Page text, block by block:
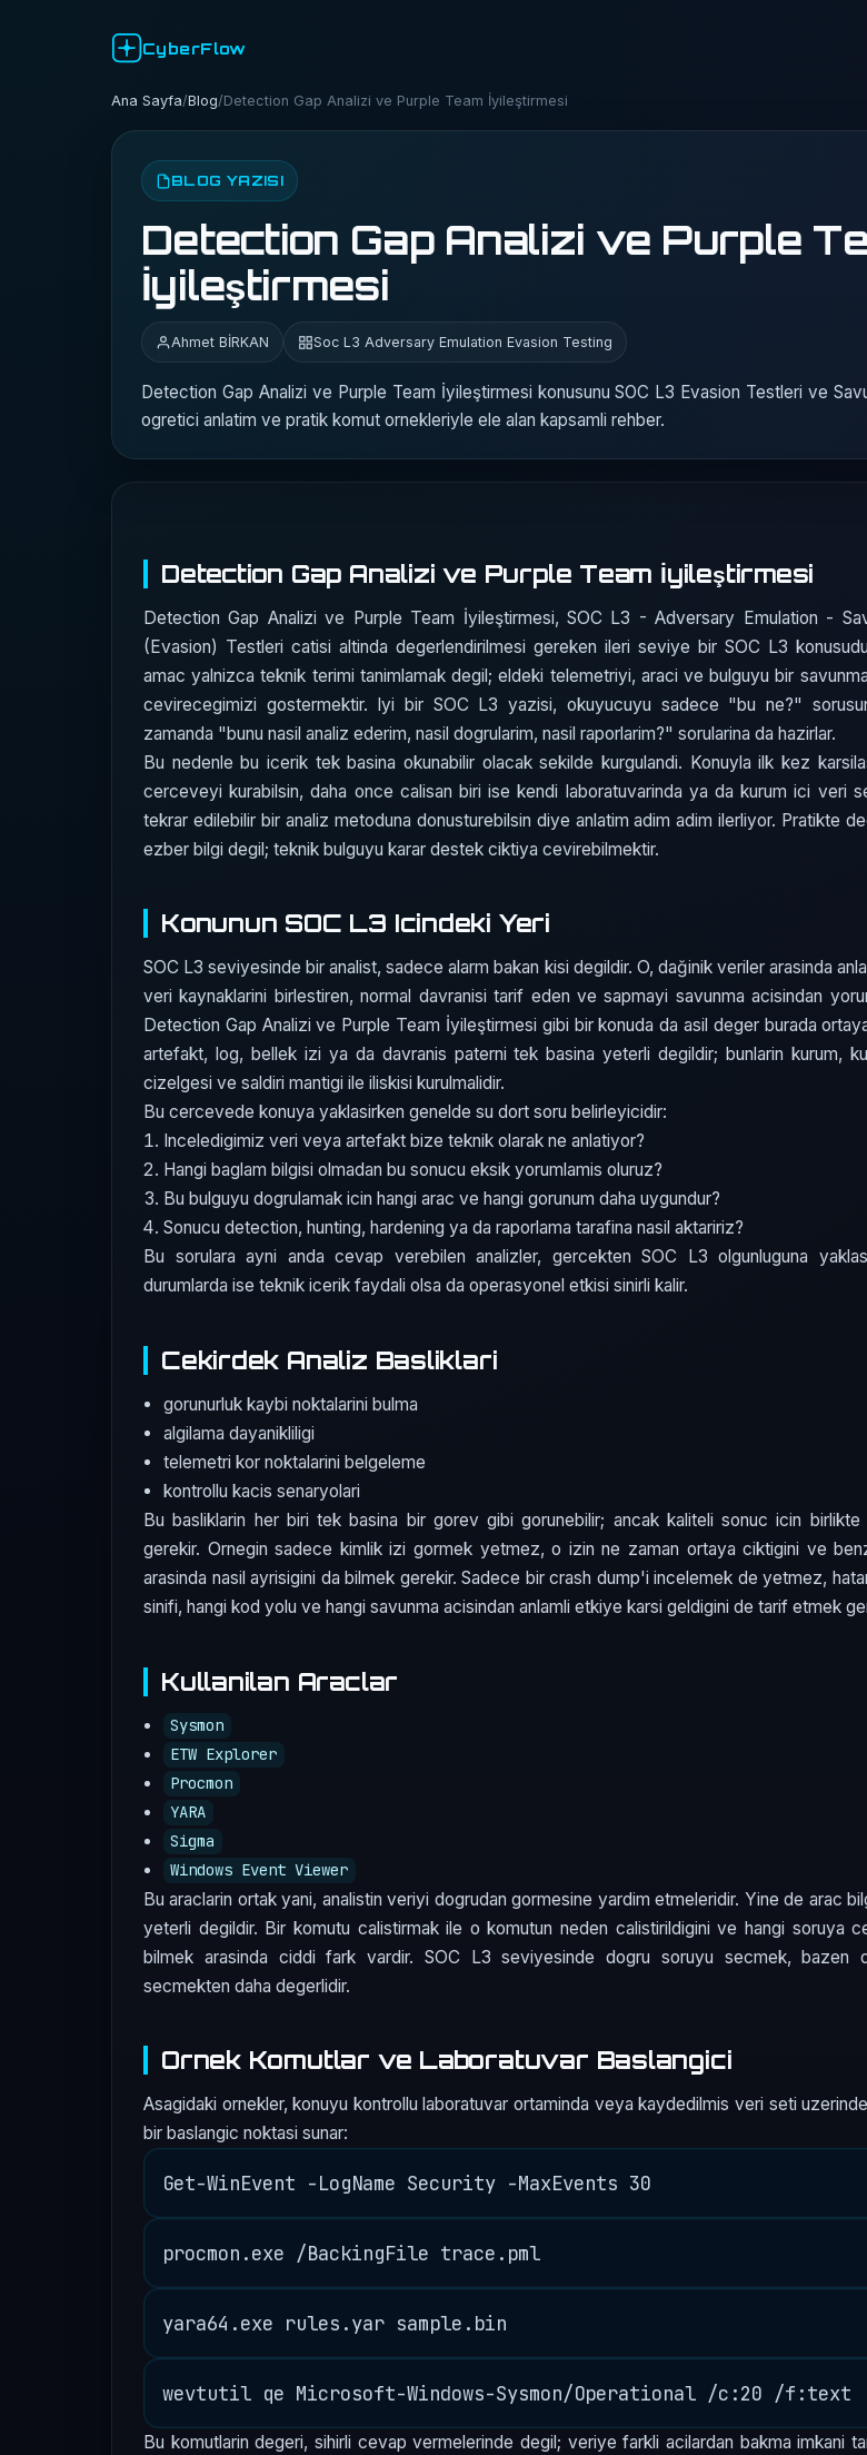
CyberFlow
Ana Sayfa/Blog/Detection Gap Analizi ve Purple Team İyileştirmesi
BLOG YAZISI
Detection Gap Analizi ve Purple
İyileştirmesi
Ahmet BİRKAN Soc L3 Adversary Emulation Evasion Testing
Detection Gap Analizi ve Purple Team İyileştirmesi konusunu SOC L3 Evasion Testleri ve
ogretici anlatim ve pratik komut ornekleriyle ele alan kapsamli rehber.
Detection Gap Analizi ve Purple Team İyileştirmesi
Detection Gap Analizi ve Purple Team İyileştirmesi, SOC L3 - Adversary Emulation -
(Evasion) Testleri catisi altinda degerlendirilmesi gereken ileri seviye bir SOC L3
amac yalnizca teknik terimi tanimlamak degil; eldeki telemetriyi, araci ve bulguyu bir
cevirecegimizi gostermektir. Iyi bir SOC L3 yazisi, okuyucuyu sadece "bu ne?"
zamanda "bunu nasil analiz ederim, nasil dogrularim, nasil raporlarim?" sorularina da hazirlar.
Bu nedenle bu icerik tek basina okunabilir olacak sekilde kurgulandi. Konuyla ilk kez
cerceveyi kurabilsin, daha once calisan biri ise kendi laboratuvarinda ya da kurum ici veri
tekrar edilebilir bir analiz metoduna donusturebilsin diye anlatim adim adim ilerliyor. Pratikte
ezber bilgi degil; teknik bulguyu karar destek ciktiya cevirebilmektir.
Konunun SOC L3 Icindeki Yeri
SOC L3 seviyesinde bir analist, sadece alarm bakan kisi degildir. O, dağinik veriler arasinda
veri kaynaklarini birlestiren, normal davranisi tarif eden ve sapmayi savunma acisindan
Detection Gap Analizi ve Purple Team İyileştirmesi gibi bir konuda da asil deger burada
artefakt, log, bellek izi ya da davranis paterni tek basina yeterli degildir; bunlarin kurum,
cizelgesi ve saldiri mantigi ile iliskisi kurulmalidir.
Bu cercevede konuya yaklasirken genelde su dort soru belirleyicidir:
Inceledigimiz veri veya artefakt bize teknik olarak ne anlatiyor?
Hangi baglam bilgisi olmadan bu sonucu eksik yorumlamis oluruz?
Bu bulguyu dogrulamak icin hangi arac ve hangi gorunum daha uygundur?
Sonucu detection, hunting, hardening ya da raporlama tarafina nasil aktaririz?
Bu sorulara ayni anda cevap verebilen analizler, gercekten SOC L3 olgunluguna
durumlarda ise teknik icerik faydali olsa da operasyonel etkisi sinirli kalir.
Cekirdek Analiz Basliklari
gorunurluk kaybi noktalarini bulma
algilama dayanikliligi
telemetri kor noktalarini belgeleme
kontrollu kacis senaryolari
Bu basliklarin her biri tek basina bir gorev gibi gorunebilir; ancak kaliteli sonuc icin birlikte
gerekir. Ornegin sadece kimlik izi gormek yetmez, o izin ne zaman ortaya ciktigini ve
arasinda nasil ayrisigini da bilmek gerekir. Sadece bir crash dump'i incelemek de yetmez,
sinifi, hangi kod yolu ve hangi savunma acisindan anlamli etkiye karsi geldigini de tarif etmek
Kullanilan Araclar
Sysmon
ETW Explorer
Procmon
YARA
Sigma
Windows Event Viewer
Bu araclarin ortak yani, analistin veriyi dogrudan gormesine yardim etmeleridir. Yine de arac
yeterli degildir. Bir komutu calistirmak ile o komutun neden calistirildigini ve hangi soruya
bilmek arasinda ciddi fark vardir. SOC L3 seviyesinde dogru soruyu secmek, bazen
secmekten daha degerlidir.
Ornek Komutlar ve Laboratuvar Baslangici
Asagidaki ornekler, konuyu kontrollu laboratuvar ortaminda veya kaydedilmis veri seti
bir baslangic noktasi sunar:
Bu komutlarin degeri, sihirli cevap vermelerinde degil; veriye farkli acilardan bakma imkani